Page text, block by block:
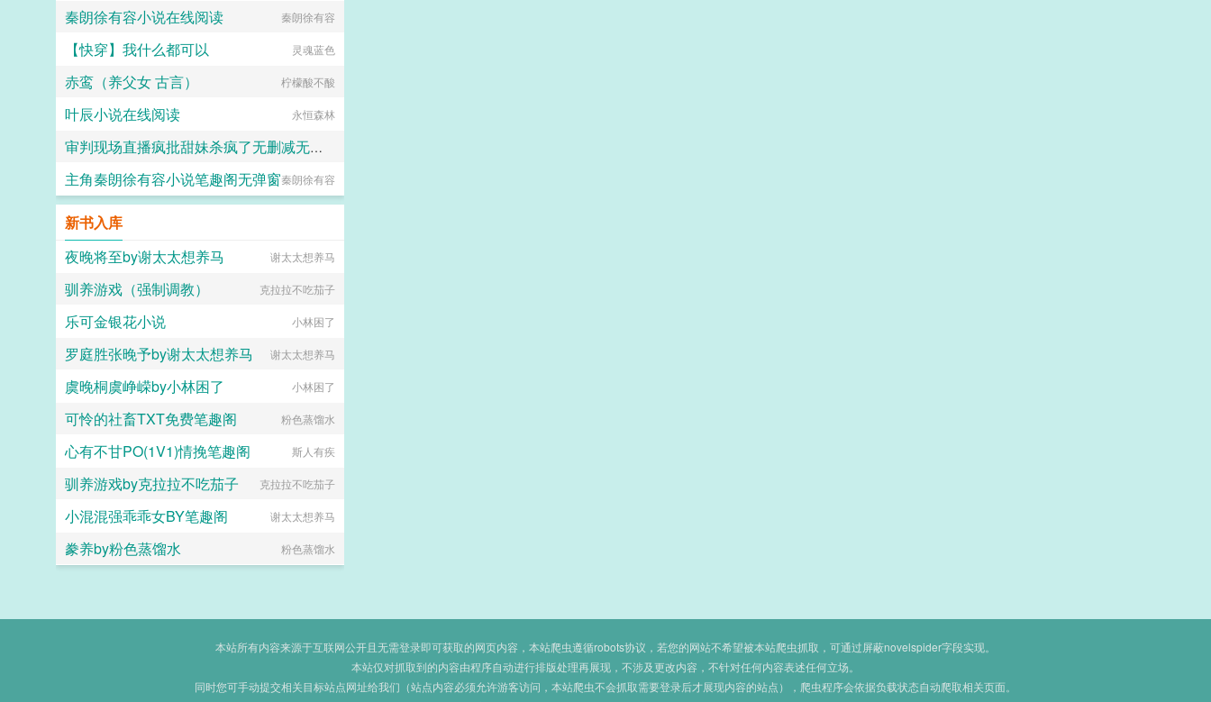
水尽东流
秦朗徐有容小说在线阅读 秦朗徐有容
【快穿】我什么都可以 灵魂蓝色
赤鸾（养父女 古言） 柠檬酸不酸
叶辰小说在线阅读 永恒森林
审判现场直播疯批甜妹杀疯了无删减无弹窗
不要吃花卷
主角秦朗徐有容小说笔趣阁无弹窗秦朗徐有容
新书入库
夜晚将至by谢太太想养马
谢太太想养马
驯养游戏（强制调教） 克拉拉不吃茄子
乐可金银花小说 小林困了
罗庭胜张晚予by谢太太想养马 谢太太想养马
虞晚桐虞峥嵘by小林困了 小林困了
可怜的社畜TXT免费笔趣阁 粉色蒸馏水
心有不甘PO(1V1)情挽笔趣阁 斯人有疾
驯养游戏by克拉拉不吃茄子 克拉拉不吃茄子
小混混强乖乖女BY笔趣阁 谢太太想养马
豢养by粉色蒸馏水 粉色蒸馏水
本站所有内容来源于互联网公开且无需登录即可获取的网页内容，本站爬虫遵循robots协议，若您的网站不希望被本站爬虫抓取，可通过屏蔽novelspider字段实现。
本站仅对抓取到的内容由程序自动进行排版处理再展现，不涉及更改内容，不针对任何内容表述任何立场。
同时您可手动提交相关目标站点网址给我们（站点内容必须允许游客访问，本站爬虫不会抓取需要登录后才展现内容的站点），爬虫程序会依据负载状态自动爬取相关页面。